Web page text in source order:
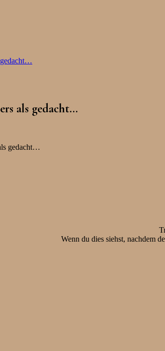
gedacht…
als gedacht…
Wenn du dies siehst, nachdem